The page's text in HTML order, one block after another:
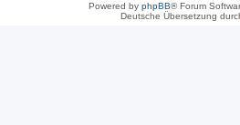
Powered by phpBB® Forum
Deutsche Übersetzung